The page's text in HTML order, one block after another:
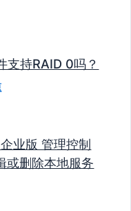
持RAID 0吗？
业版 管理控制
或删除本地服务